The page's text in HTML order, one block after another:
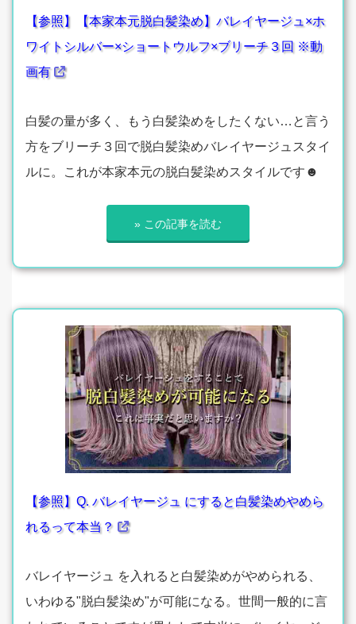
【参照】【本家本元脱白髪染め】バレイヤージュ×ホ
ワイトシルバー×ショートウルフ×ブリーチ３回 ※動
画有
白髪の量が多く、もう白髪染めをしたくない…と言う
方をブリーチ３回で脱白髪染めバレイヤージュスタイ
ルに。これが本家本元の脱白髪染めスタイルです☻
» この記事を読む
【参照】Q. バレイヤージュ にすると白髪染めやめら
れるって本当？
バレイヤージュ を入れると白髪染めがやめられる、
いわゆる"脱白髪染め"が可能になる。世間一般的に言